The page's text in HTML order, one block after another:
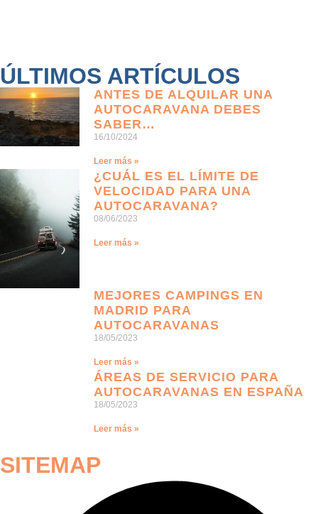
ÚLTIMOS ARTÍCULOS
ANTES DE ALQUILAR UNA
AUTOCARAVANA DEBES
SABER…
16/10/2024
Leer más »
¿CUÁL ES EL LÍMITE DE
VELOCIDAD PARA UNA
AUTOCARAVANA?
08/06/2023
Leer más »
MEJORES CAMPINGS EN
MADRID PARA
AUTOCARAVANAS
18/05/2023
Leer más »
ÁREAS DE SERVICIO PARA
AUTOCARAVANAS EN ESPAÑA
18/05/2023
Leer más »
SITEMAP